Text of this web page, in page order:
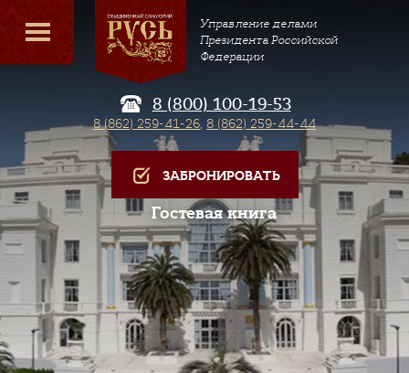
Управление делами
Президента Российской
Федерации
8 (800) 100-19-53
8 (862) 259-41-26, 8 (862) 259-44-44
ЗАБРОНИРОВАТЬ
Гостевая книга